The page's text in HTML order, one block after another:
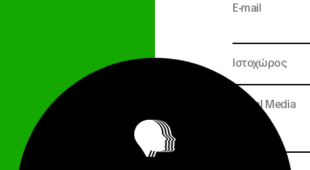
E-mail
Ιστοχώρος
Social Media